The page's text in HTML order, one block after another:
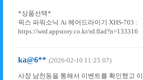
*상품선택*
픽스 파워소닉 Ai 헤어드라이기 XHS-703 :
https://wrd.appstory.co.kr/rd.flad?n=133316
ka@6** (2026-02-10 11:25:07)
사장 남천동을 통해서 이벤트를 확인했고